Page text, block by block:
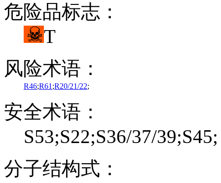
危险品标志：
T
风险术语：
R46;R61 ;R20/21/22;
安全术语：
S53;S22;S36/37/39;S45;
分子结构式：